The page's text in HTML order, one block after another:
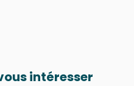
intéresser